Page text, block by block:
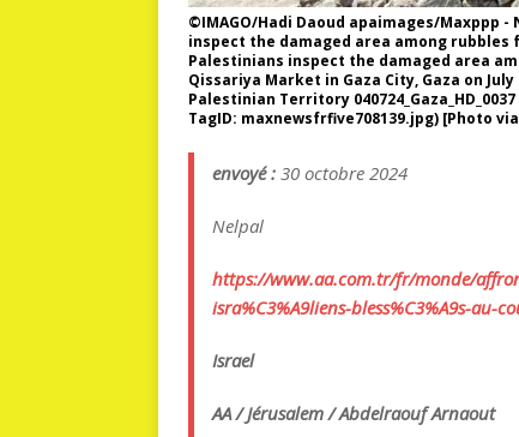
©IMAGO/Hadi Daoud apaimages/Maxppp
inspect the damaged area among
Palestinians inspect the damaged area
Qissariya Market in Gaza City, Gaza on
Palestinian Territory
TagID: maxnewsfrfive708139.jpg) [Photo via
envoyé : 30 octobre 2024
Nelpal
https://www.aa.com.tr/fr/monde/
isra%C3%A9liens-bless%C3%A9s-au-
Israel
AA / Jérusalem / Abdelraouf Arnaout